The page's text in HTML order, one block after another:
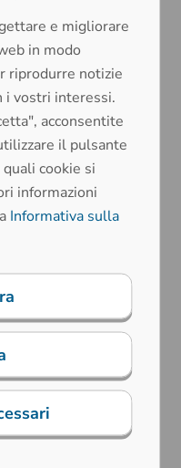
e migliorare
in modo
riprodurre notizie
i vostri interessi.
acconsentite
il pulsante
cookie si
informazioni
Informativa sulla